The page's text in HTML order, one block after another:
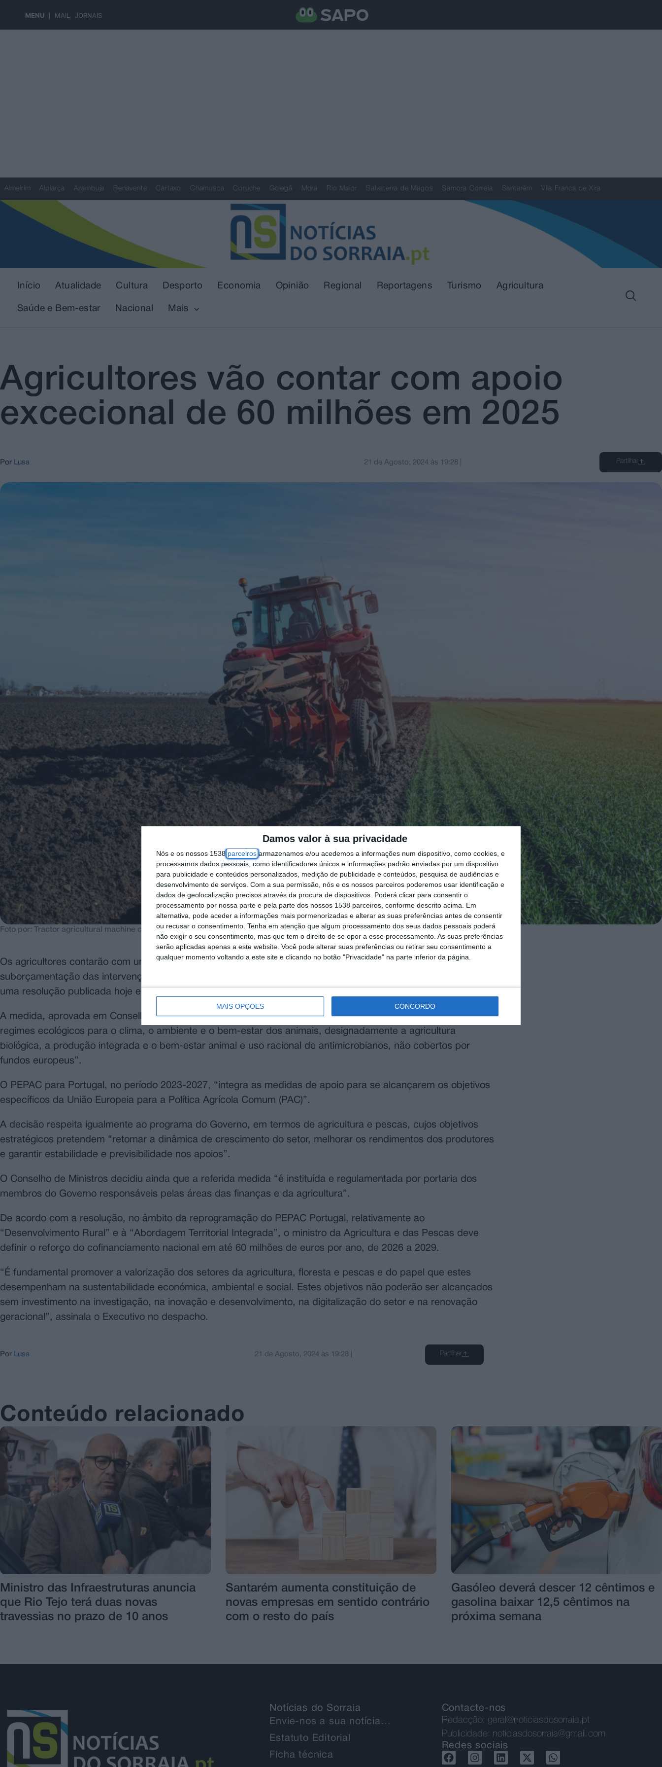
Damos valor à sua privacidade
Nós e os nossos 1538 parceiros armazenamos e/ou acedemos a informações num dispositivo, como cookies, e
processamos dados pessoais, como identificadores únicos e informações padrão enviadas por um dispositivo
para publicidade e conteúdos personalizados, medição de publicidade e conteúdos, pesquisa de audiências e
desenvolvimento de serviços. Com a sua permissão, nós e os nossos parceiros poderemos usar identificação e
dados de geolocalização precisos através da procura de dispositivos. Poderá clicar para consentir o
processamento por nossa parte e pela parte dos nossos 1538 parceiros, conforme descrito acima. Em
alternativa, pode aceder a informações mais pormenorizadas e alterar as suas preferências antes de consentir
ou recusar o consentimento. Tenha em atenção que algum processamento dos seus dados pessoais poderá
não exigir o seu consentimento, mas que tem o direito de se opor a esse processamento. As suas preferências
serão aplicadas apenas a este website. Você pode alterar suas preferências ou retirar seu consentimento a
qualquer momento voltando a este site e clicando no botão "Privacidade" na parte inferior da página.
MAIS OPÇÕES CONCORDO
MENU MAIL JORNAIS
Almeirim Alpiarça Azambuja Benavente Cartaxo Chamusca Coruche Golegã Mora Rio Maior Salvaterra de Magos Samora Correia Santarém Vila Franca de Xira
Início Atualidade Cultura Desporto Economia Opinião Regional Reportagens Turismo Agricultura
Saúde e Bem-estar Nacional Mais
Agricultores vão contar com apoio
excecional de 60 milhões em 2025
Por Lusa 21 de Agosto, 2024 às 19:28 Partilhar
Foto por: Tractor agricultural machine cultivating field.
Os agricultores contarão com um apoio excecional de 60 milhões de euros em 2025, para compensar a
suborçamentação das intervenções no âmbito do Plano Estratégico da Política Agrícola Comum (PEPAC), indica
uma resolução publicada hoje em Diário da República.
A medida, aprovada em Conselho de Ministros no passado dia 08, visa “compensar a suborçamentação dos
regimes ecológicos para o clima, o ambiente e o bem-estar dos animais, designadamente a agricultura
biológica, a produção integrada e o bem-estar animal e uso racional de antimicrobianos, não cobertos por
fundos europeus”.
O PEPAC para Portugal, no período 2023-2027, “integra as medidas de apoio para se alcançarem os objetivos
específicos da União Europeia para a Política Agrícola Comum (PAC)”.
A decisão respeita igualmente ao programa do Governo, em termos de agricultura e pescas, cujos objetivos
estratégicos pretendem “retomar a dinâmica de crescimento do setor, melhorar os rendimentos dos produtores
e garantir estabilidade e previsibilidade nos apoios”.
O Conselho de Ministros decidiu ainda que a referida medida “é instituída e regulamentada por portaria dos
membros do Governo responsáveis pelas áreas das finanças e da agricultura”.
De acordo com a resolução, no âmbito da reprogramação do PEPAC Portugal, relativamente ao
“Desenvolvimento Rural” e à “Abordagem Territorial Integrada”, o ministro da Agricultura e das Pescas deve
definir o reforço do cofinanciamento nacional em até 60 milhões de euros por ano, de 2026 a 2029.
“É fundamental promover a valorização dos setores da agricultura, floresta e pescas e do papel que estes
desempenham na sustentabilidade económica, ambiental e social. Estes objetivos não poderão ser alcançados
sem investimento na investigação, na inovação e desenvolvimento, na digitalização do setor e na renovação
geracional”, assinala o Executivo no despacho.
Por Lusa 21 de Agosto, 2024 às 19:28 Partilhar
Conteúdo relacionado
Ministro das Infraestruturas anuncia
que Rio Tejo terá duas novas
travessias no prazo de 10 anos
Santarém aumenta constituição de
novas empresas em sentido contrário
com o resto do país
Gasóleo deverá descer 12 cêntimos e
gasolina baixar 12,5 cêntimos na
próxima semana
Notícias do Sorraia
Envie-nos a sua notícia…
Estatuto Editorial
Ficha técnica
Contacte-nos
Redacção: geral@noticiasdosorraia.pt
Publicidade: noticiasdosorraia@gmail.com
Redes sociais